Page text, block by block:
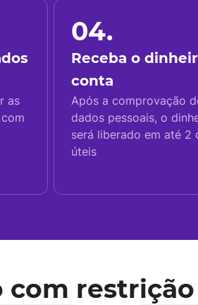
as
04.
Receba o
conta
Após a comprovação
dados pessoais, o
será liberado em até 2
úteis
com restrição